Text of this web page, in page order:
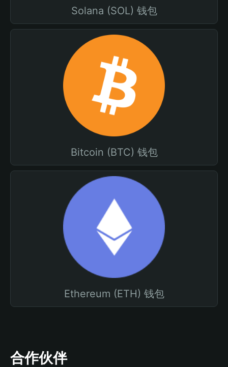
Solana (SOL) 钱包
Bitcoin (BTC) 钱包
Ethereum (ETH) 钱包
合作伙伴